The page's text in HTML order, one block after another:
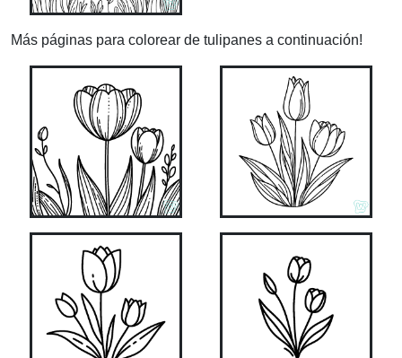
Más páginas para colorear de tulipanes a continuación!